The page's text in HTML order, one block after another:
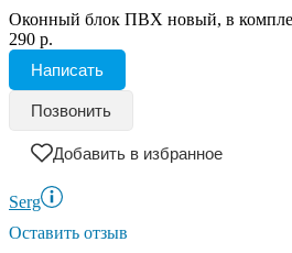
Оконный блок ПВХ новый, в
290 р.
Написать
Позвонить
Добавить в избранное
Serg
Оставить отзыв